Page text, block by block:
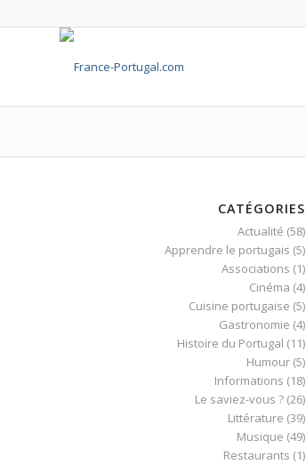
CATÉGORIES
Actualité (58)
Apprendre le portugais (5)
Associations (1)
Cinéma (4)
Cuisine portugaise (5)
Gastronomie (4)
Histoire du Portugal (11)
Humour(5)
Informations (18)
Le saviez-vous ?(26)
Littérature (39)
Musique (49)
Restaurants (1)